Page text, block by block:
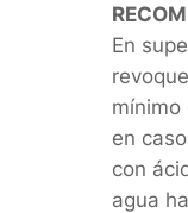
En
en
con
agua